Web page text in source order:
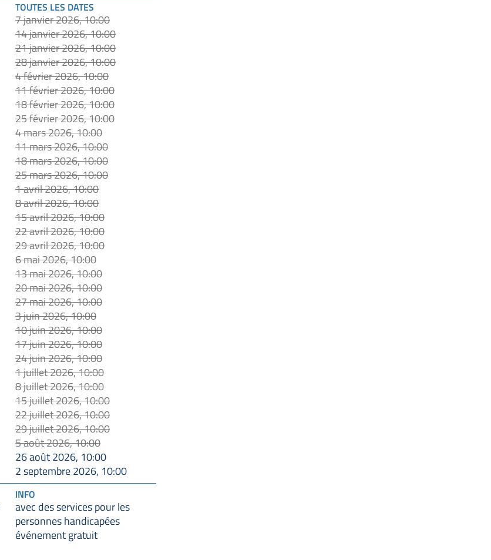
TOUTES LES DATES
7 janvier 2026, 10:00
14 janvier 2026, 10:00
21 janvier 2026, 10:00
28 janvier 2026, 10:00
4 février 2026, 10:00
11 février 2026, 10:00
18 février 2026, 10:00
25 février 2026, 10:00
4 mars 2026, 10:00
11 mars 2026, 10:00
18 mars 2026, 10:00
25 mars 2026, 10:00
1 avril 2026, 10:00
8 avril 2026, 10:00
15 avril 2026, 10:00
22 avril 2026, 10:00
29 avril 2026, 10:00
6 mai 2026, 10:00
13 mai 2026, 10:00
20 mai 2026, 10:00
27 mai 2026, 10:00
3 juin 2026, 10:00
10 juin 2026, 10:00
17 juin 2026, 10:00
24 juin 2026, 10:00
1 juillet 2026, 10:00
8 juillet 2026, 10:00
15 juillet 2026, 10:00
22 juillet 2026, 10:00
29 juillet 2026, 10:00
5 août 2026, 10:00
26 août 2026, 10:00
2 septembre 2026, 10:00
INFO
avec des services pour les
personnes handicapées
événement gratuit